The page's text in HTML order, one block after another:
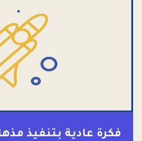
فكرة عادية بتنفيذ